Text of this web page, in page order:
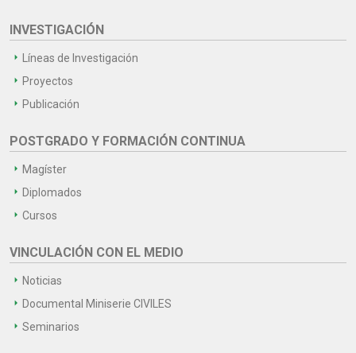
INVESTIGACIÓN
Líneas de Investigación
Proyectos
Publicación
POSTGRADO Y FORMACIÓN CONTINUA
Magíster
Diplomados
Cursos
VINCULACIÓN CON EL MEDIO
Noticias
Documental Miniserie CIVILES
Seminarios